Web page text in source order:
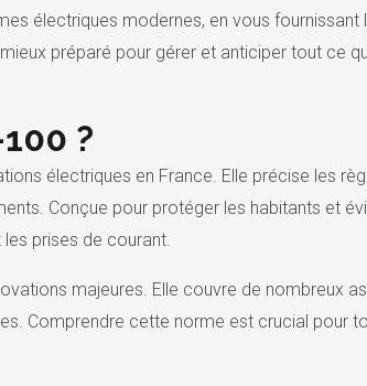
électriques modernes, en vous
préparé pour gérer et anticiper tout ce
?
électriques en France. Elle précise les
Conçue pour protéger les habitants et
prises de courant.
majeures. Elle couvre de nombreux
Comprendre cette norme est crucial pour